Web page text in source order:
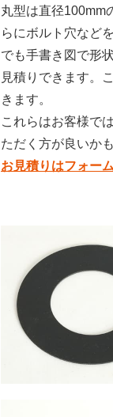
丸型は直径100mm
らにボルト穴など
でも手書き図で形
見積りできます。
きます。
これらはお客様で
ただく方が良いか
お見積りはフォー